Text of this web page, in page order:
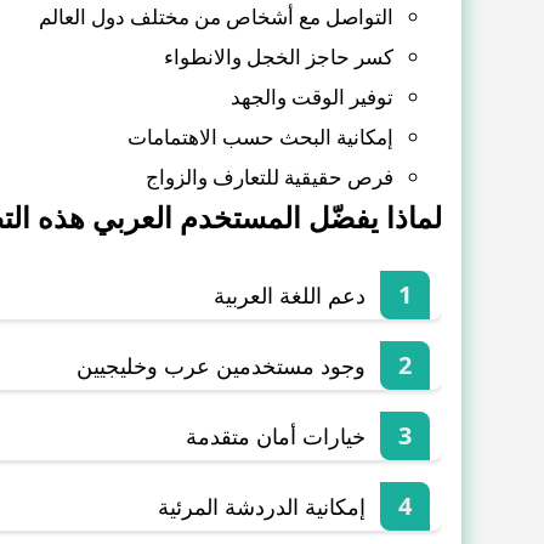
التواصل مع أشخاص من مختلف دول العالم
كسر حاجز الخجل والانطواء
توفير الوقت والجهد
إمكانية البحث حسب الاهتمامات
فرص حقيقية للتعارف والزواج
لماذا يفضّل المستخدم العربي هذه
دعم اللغة العربية
وجود مستخدمين عرب وخليجيين
خيارات أمان متقدمة
إمكانية الدردشة المرئية